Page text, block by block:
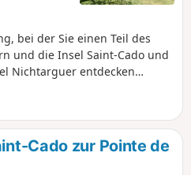
bei der Sie einen Teil des
und die Insel Saint-Cado und
Nichtarguer entdecken
Cado zur Pointe de